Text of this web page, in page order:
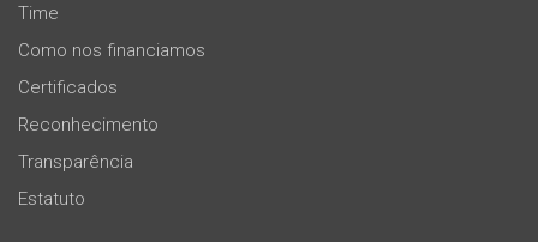
Time
Como nos financiamos
Certificados
Reconhecimento
Transparência
Estatuto